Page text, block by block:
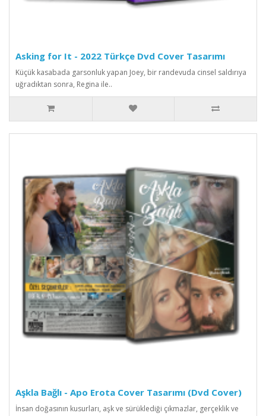
Asking for It - 2022 Türkçe Dvd Cover Tasarımı
Küçük kasabada garsonluk yapan Joey, bir randevuda cinsel saldırıya
uğradıktan sonra, Regina ile..
Aşkla Bağlı - Apo Erota Cover Tasarımı (Dvd Cover)
İnsan doğasının kusurları, aşk ve sürüklediği çıkmazlar, gerçeklik ve